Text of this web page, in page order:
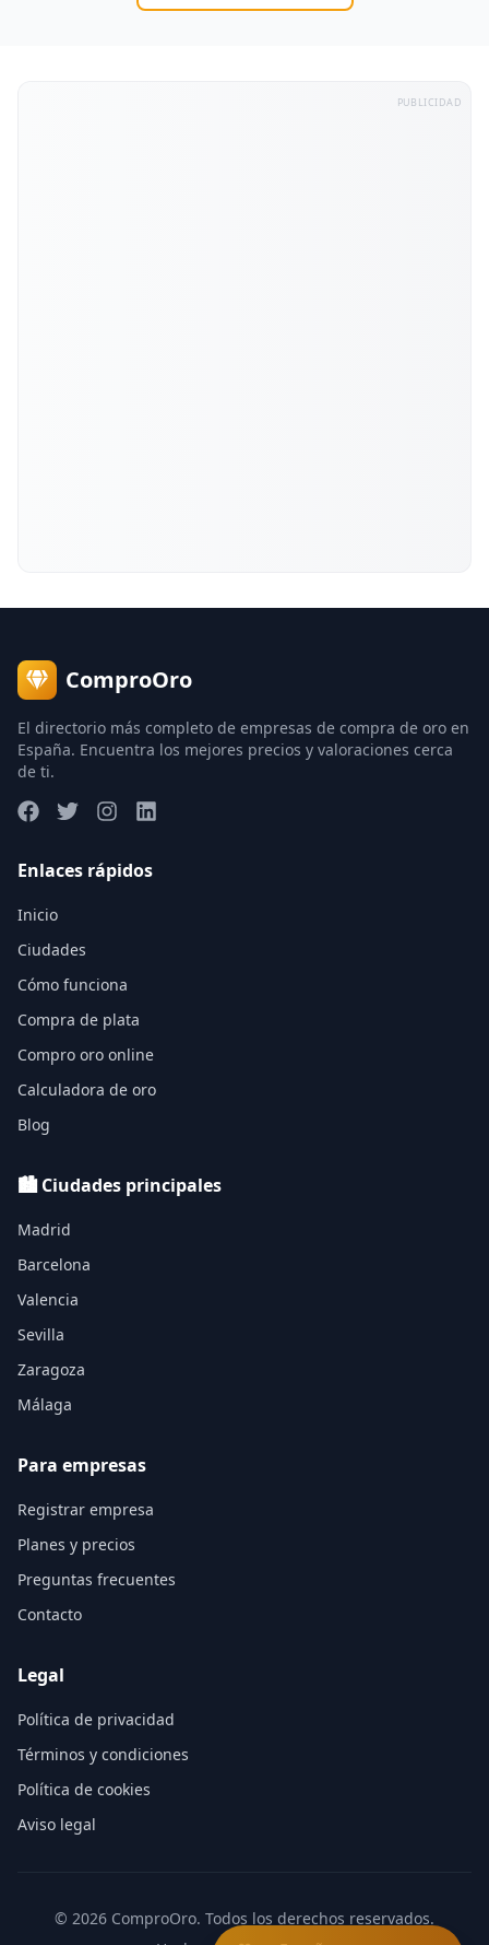
PUBLICIDAD
ComproOro
El directorio más completo de empresas de compra de oro en
España. Encuentra los mejores precios y valoraciones cerca
de ti.
Enlaces rápidos
Inicio
Ciudades
Cómo funciona
Compra de plata
Compro oro online
Calculadora de oro
Blog
🏙️ Ciudades principales
Madrid
Barcelona
Valencia
Sevilla
Zaragoza
Málaga
Para empresas
Registrar empresa
Planes y precios
Preguntas frecuentes
Contacto
Legal
Política de privacidad
Términos y condiciones
Política de cookies
Aviso legal
© 2026 ComproOro. Todos los derechos reservados.